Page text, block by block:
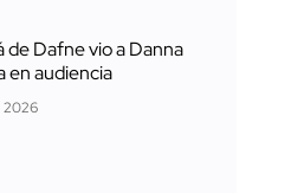
de Dafne vio a Danna
en audiencia
2026